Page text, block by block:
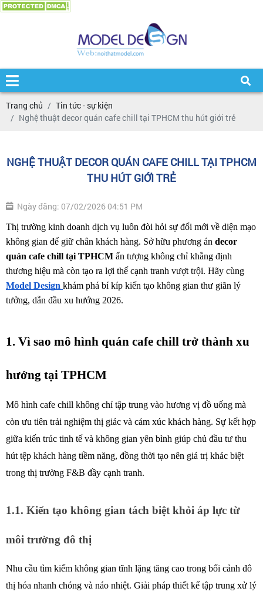
Trang chủ
Tin tức - sự kiện
Nghệ thuật decor quán cafe chill tại TPHCM thu hút giới trẻ
NGHỆ THUẬT DECOR QUÁN CAFE CHILL TẠI TPHCM
THU HÚT GIỚI TRẺ
Ngày đăng: 07/02/2026 04:51 PM
Thị trường kinh doanh dịch vụ luôn đòi hỏi sự đổi mới về diện mạo
không gian để giữ chân khách hàng. Sở hữu phương án decor
quán cafe chill tại TPHCM ấn tượng không chỉ khẳng định
Model Design khám phá bí kíp kiến tạo không gian thư giãn lý
tưởng, dẫn đầu xu hướng 2026.
1. Vì sao mô hình quán cafe chill trở thành xu
hướng tại TPHCM
Mô hình cafe chill không chỉ tập trung vào hương vị đồ uống mà
còn ưu tiên trải nghiệm thị giác và cảm xúc khách hàng. Sự kết hợp
giữa kiến trúc tinh tế và không gian yên bình giúp chủ đầu tư thu
hút tệp khách hàng tiềm năng, đồng thời tạo nên giá trị khác biệt
trong thị trường F&B đầy cạnh tranh.
1.1. Kiến tạo không gian tách biệt khỏi áp lực từ
môi trường đô thị
Nhu cầu tìm kiếm không gian tĩnh lặng tăng cao trong bối cảnh đô
thị hóa nhanh chóng và náo nhiệt. Giải pháp thiết kế tập trung xử lý